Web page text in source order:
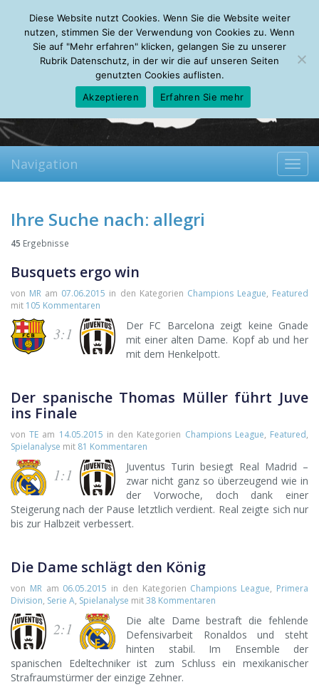
Saturday, 08.08.2026
Mein Account
About Autoren Leseempfehlungen FAQ
Navigation
Ihre Suche nach: allegri
45 Ergebnisse
Busquets ergo win
von MR am 07.06.2015 in den Kategorien Champions League, Featured
mit 105 Kommentaren
3:1
Der FC Barcelona zeigt keine Gnade
mit einer alten Dame. Kopf ab und her
mit dem Henkelpott.
Der spanische Thomas Müller führt Juve
ins Finale
vonTE am 14.05.2015 in den Kategorien Champions League, Featured,
Spielanalyse mit 81 Kommentaren
1:1
Juventus Turin besiegt Real Madrid –
zwar nicht ganz so überzeugend wie in
der Vorwoche, doch dank einer
Steigerung nach der Pause letztlich verdient. Real zeigte sich nur
bis zur Halbzeit verbessert.
Die Dame schlägt den König
von MRam 06.05.2015 in den Kategorien Champions League, Primera
Division, Serie A, Spielanalyse mit38 Kommentaren
2:1
Die alte Dame bestraft die fehlende
Defensivarbeit Ronaldos und steht
hinten stabil. Im Ensemble der
spanischen Edeltechniker ist zum Schluss ein mexikanischer
Strafraumstürmer der einzige Zehner.
Diese Website nutzt Cookies. Wenn Sie die Website weiter
nutzen, stimmen Sie der Verwendung von Cookies zu. Wenn
Sie auf "Mehr erfahren" klicken, gelangen Sie zu unserer
Rubrik Datenschutz, in der wir die auf unseren Seiten
genutzten Cookies auflisten.
Akzeptieren
Erfahren Sie mehr